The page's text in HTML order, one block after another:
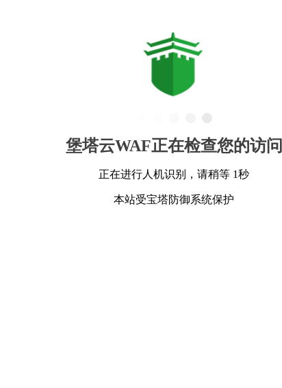
堡塔云WAF正在检查您的访问
正在进行人机识别，请稍等 1秒
本站受宝塔防御系统保护